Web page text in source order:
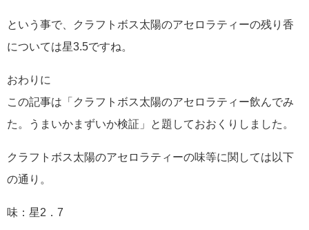
という事で、クラフトボス太陽のアセロラティーの残り香
については星3.5ですね。
おわりに
この記事は「クラフトボス太陽のアセロラティー飲んでみ
た。うまいかまずいか検証」と題しておおくりしました。
クラフトボス太陽のアセロラティーの味等に関しては以下
の通り。
味：星2．7